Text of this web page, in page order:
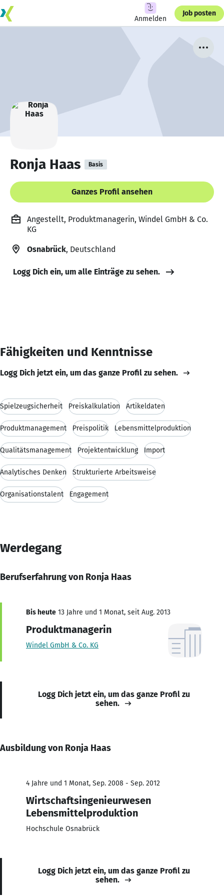
Anmelden
Job posten
Ronja Haas Basis
Ganzes Profil ansehen
Angestellt, Produktmanagerin, Windel GmbH & Co.
KG
Osnabrück, Deutschland
Logg Dich ein, um alle Einträge zu sehen.
Fähigkeiten und Kenntnisse
Logg Dich jetzt ein, um das ganze Profil zu sehen.
Spielzeugsicherheit Preiskalkulation Artikeldaten
Produktmanagement Preispolitik Lebensmittelproduktion
Qualitätsmanagement Projektentwicklung Import
Analytisches Denken Strukturierte Arbeitsweise
Organisationstalent Engagement
Werdegang
Berufserfahrung von Ronja Haas
Bis heute 13 Jahre und 1 Monat, seit Aug. 2013
Produktmanagerin
Windel GmbH & Co. KG
Logg Dich jetzt ein, um das ganze Profil zu
sehen.
Ausbildung von Ronja Haas
4 Jahre und 1 Monat, Sep. 2008 - Sep. 2012
Wirtschaftsingenieurwesen
Lebensmittelproduktion
Hochschule Osnabrück
Logg Dich jetzt ein, um das ganze Profil zu
sehen.